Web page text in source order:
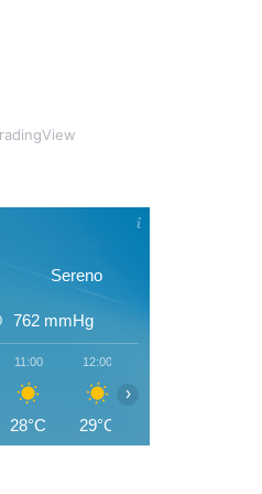
Sereno
762 mmHg
11:00
28°C
12:00
29°C
›